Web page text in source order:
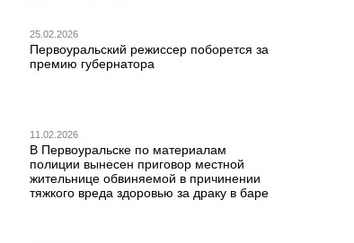
25.02.2026
Первоуральский режиссер поборется за
премию губернатора
11.02.2026
В Первоуральске по материалам
полиции вынесен приговор местной
жительнице обвиняемой в причинении
тяжкого вреда здоровью за драку в баре